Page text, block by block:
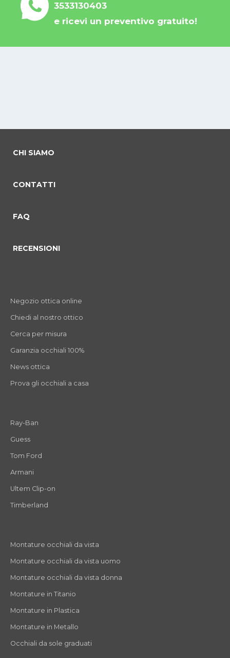
3533130403
e ricevi un preventivo gratuito!
CHI SIAMO
CONTATTI
FAQ
RECENSIONI
Negozio ottica online
Chiedi al nostro ottico
Cerca per misura
Garanzia occhiali 100%
News ottica
Prova gli occhiali a casa
Ray-Ban
Guess
Tom Ford
Armani
Ultem Clip-on
Timberland
Montature occhiali da vista
Montature occhiali da vista uomo
Montature occhiali da vista donna
Montature in Titanio
Montature in Plastica
Montature in Metallo
Occhiali da sole graduati